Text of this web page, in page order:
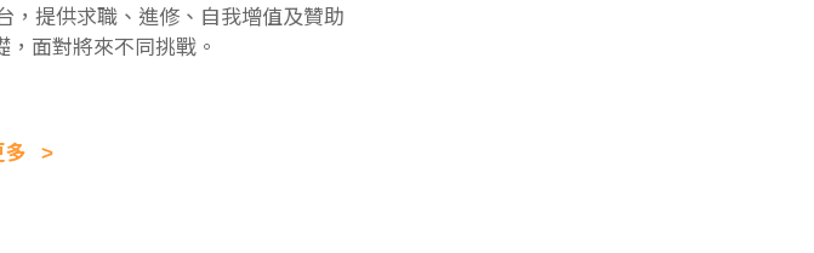
，提供求職、進修、自我增值及贊助
面對將來不同挑戰。
多 ˃